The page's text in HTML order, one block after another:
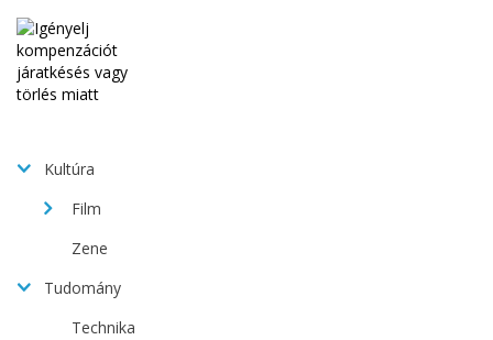
Kultúra
Film
Zene
Tudomány
Technika